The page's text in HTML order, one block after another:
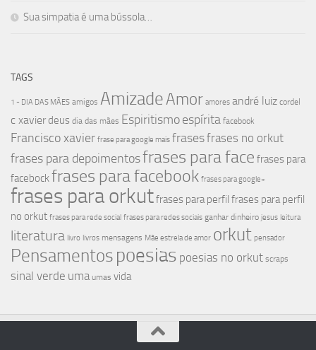
Sua simpatia é uma bússola…
TAGS
1 - DIA DAS MÃES amigos AmizadeAmor amores andré luiz cordel
c xavier deus dia das mães Espiritismoespírita facebook
Francisco xavier frase para google mais frasesfrases no orkut
frases para depoimentosfrases para face frases para
facebockfrases para facebook frases para google+
frases para orkutfrases para perfil frases para perfil
no orkut frases para rede social frases para redes sociais ganhar dinheiro jesus leitura
literatura livro livros mensagens Mãe estrela de amor orkut pensador
Pensamentospoesias poesias no orkut scraps
sinal verde uma umas vida